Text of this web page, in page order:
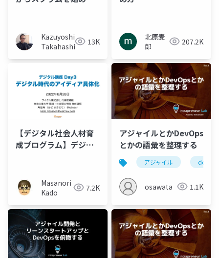
Kazuyoshi
Takahashi
13K
北原麦
郎
207.2K
【デジタル社会人材育
成プログラム】デジタ
化
Masanori
Kado
7.2K
アジャイルとかDevOps
とかの語彙を整理する
アジャイル devops
osawata 1.1K